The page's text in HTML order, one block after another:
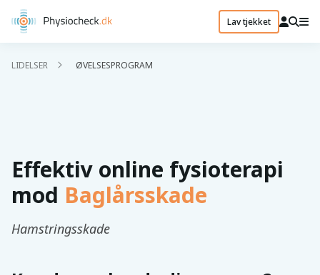
Lav tjekket
LIDELSER ØVELSESPROGRAM
Effektiv online fysioterapi
mod Baglårsskade
Hamstringsskade